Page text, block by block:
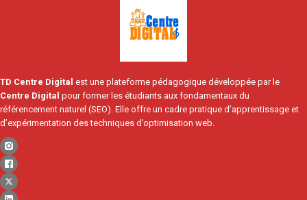
TD Centre Digital est une plateforme pédagogique développée par le
Centre Digital pour former les étudiants aux fondamentaux du
référencement naturel (SEO). Elle offre un cadre pratique d’apprentissage et
d’expérimentation des techniques d’optimisation web.